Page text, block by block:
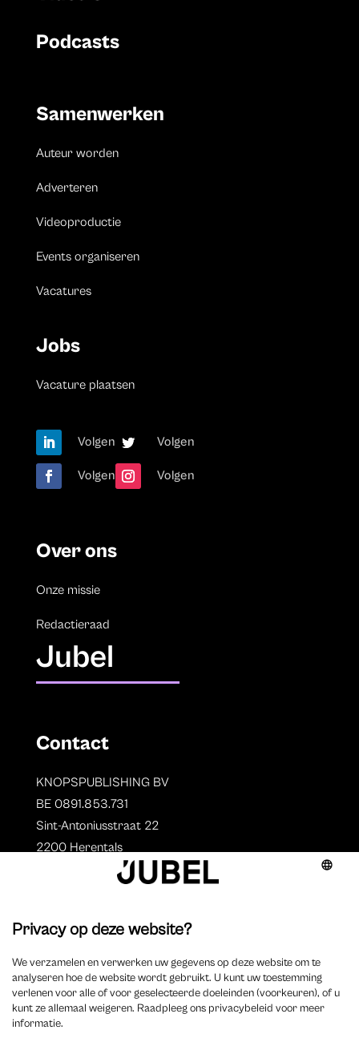
Podcasts
Samenwerken
Auteur worden
Adverteren
Videoproductie
Events organiseren
Vacatures
Jobs
Vacature plaatsen
Volgen Volgen
Volgen Volgen
Over ons
Onze missie
Redactieraad
Jubel
Contact
KNOPSPUBLISHING BV
BE 0891.853.731
Sint-Antoniusstraat 22
2200 Herentals
Auteurs
Overzicht auteurs
Auteur worden?